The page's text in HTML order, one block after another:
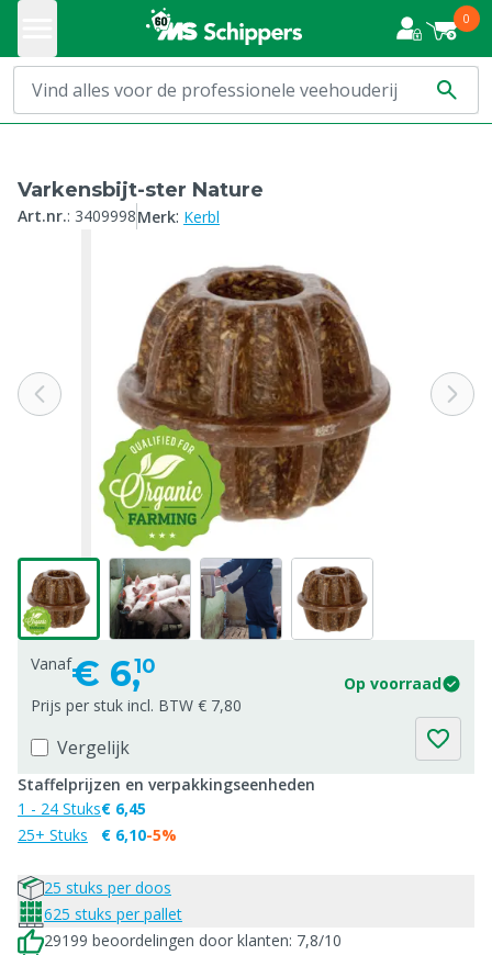
0
Varkensbijt-ster Nature
Art.nr.: 3409998Merk: Kerbl
Vanaf€ 6,10
Op voorraad
Prijs per stuk incl. BTW € 7,80
Vergelijk
Staffelprijzen en verpakkingseenheden
1 - 24 Stuks
25+ Stuks
€ 6,45
€ 6,10-5%
25 stuks per doos
625 stuks per pallet
29199 beoordelingen door klanten: 7,8/10